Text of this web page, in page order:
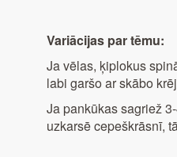
Variācijas par tēmu:
Ja vēlas, ķiplokus
labi garšo ar skābo
Ja pankūkas sagriež
uzkarsē cepeškrāsnī,